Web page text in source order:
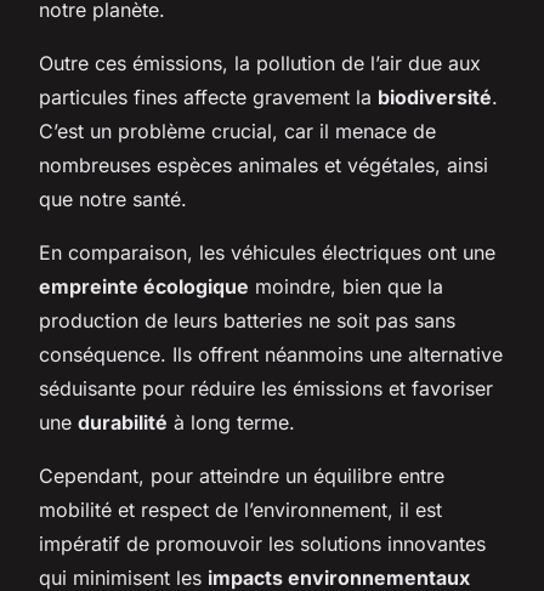
notre planète.
Outre ces émissions, la pollution de l’air due aux
particules fines affecte gravement la biodiversité.
C’est un problème crucial, car il menace de
nombreuses espèces animales et végétales, ainsi
que notre santé.
En comparaison, les véhicules électriques ont une
empreinte écologique moindre, bien que la
production de leurs batteries ne soit pas sans
conséquence. Ils offrent néanmoins une alternative
séduisante pour réduire les émissions et favoriser
une durabilité à long terme.
Cependant, pour atteindre un équilibre entre
mobilité et respect de l’environnement, il est
impératif de promouvoir les solutions innovantes
qui minimisent les impacts environnementaux